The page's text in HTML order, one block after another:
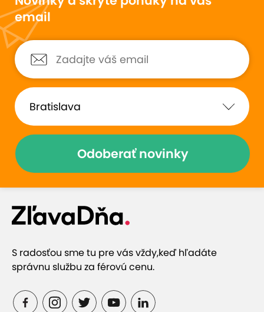
email
Odoberať novinky
S radosťou sme tu pre vás vždy,keď hľadáte
správnu službu za férovú cenu.